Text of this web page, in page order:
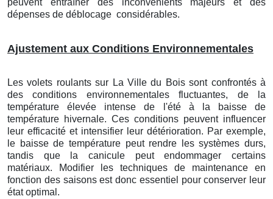
peuvent entraîner des inconvénients majeurs et des
dépenses de déblocage considérables.
Ajustement aux Conditions Environnementales
Les volets roulantssur La Ville du Boissont confrontés à
des conditions environnementales fluctuantes, de la
température élevée intense de l'été à la baisse de
température hivernale. Ces conditions peuvent influencer
leur efficacité et intensifier leur détérioration. Par exemple,
le baisse de température peut rendre les systèmes durs,
tandis que la canicule peut endommager certains
matériaux. Modifier les techniques de maintenance en
fonction des saisons est donc essentiel pour conserver leur
état optimal.